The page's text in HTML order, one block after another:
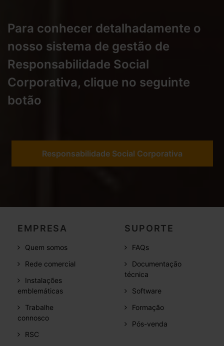
Para conhecer detalhadamente o
nosso sistema de gestão de
Responsabilidade Social
Corporativa, clique no seguinte
botão
Responsabilidade Social Corporativa
EMPRESA
Quem somos
Rede comercial
Instalações
emblemáticas
Trabalhe
connosco
RSC
SUPORTE
FAQs
Documentação
técnica
Software
Formação
Pós-venda